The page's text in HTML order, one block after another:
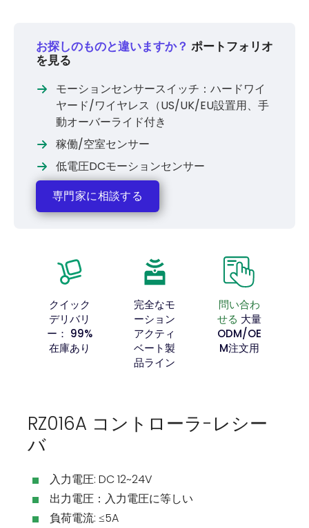
お探しのものと違いますか？ ポートフォリオ
を見る
モーションセンサースイッチ：ハードワイ
ヤード/ワイヤレス（US/UK/EU設置用、手
動オーバーライド付き
稼働/空室センサー
低電圧DCモーションセンサー
専門家に相談する
クイック
デリバリ
ー： 99%
在庫あり
完全なモ
ーション
アクティ
ベート製
品ライン
問い合わ
せる 大量
ODM/OE
M注文用
RZ016A コントローラ-レシー
バ
入力電圧: DC 12~24V
出力電圧：入力電圧に等しい
負荷電流: ≤5A